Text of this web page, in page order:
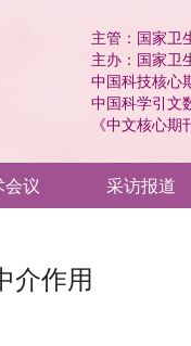
主管：国家卫
主办：国家卫
中国科技核心
中国科学引文
《中文核心
会议 采访报道
介作用